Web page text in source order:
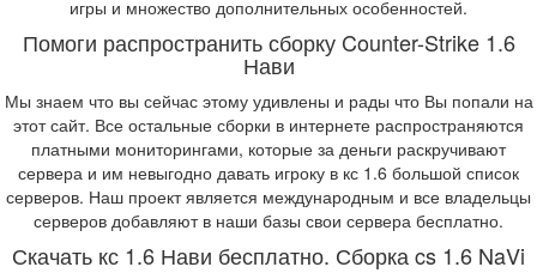
игры и множество дополнительных особенностей.
Помоги распространить сборку Counter-Strike 1.6
Нави
Мы знаем что вы сейчас этому удивлены и рады что Вы попали на
этот сайт. Все остальные сборки в интернете распространяются
платными мониторингами, которые за деньги раскручивают
сервера и им невыгодно давать игроку в кс 1.6 большой список
серверов. Наш проект является международным и все владельцы
серверов добавляют в наши базы свои сервера бесплатно.
Скачать кс 1.6 Нави бесплатно. Сборка cs 1.6 NaVi